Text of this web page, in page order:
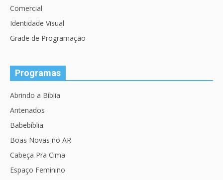
Comercial
Identidade Visual
Grade de Programação
Programas
Abrindo a Bíblia
Antenados
Babebíblia
Boas Novas no AR
Cabeça Pra Cima
Espaço Feminino